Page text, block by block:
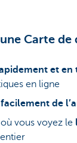
Carte de
et
en ligne
facilement de
vous voyez le